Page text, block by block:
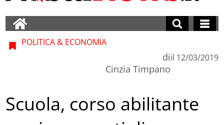
POLITICA & ECONOMIA
di
Cinzia Timpano
il 12/03/2019
Scuola, corso abilitante